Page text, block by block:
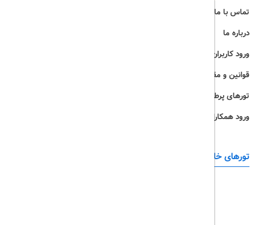
تماس با ما
درباره ما
ورود کاربران
قوانین و مقررات
تورهای پرطرفدار
ورود همکاران
تورهای خارجی